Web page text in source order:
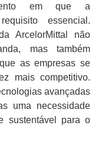
em que a
essencial.
ArcelorMittal não
mas também
as empresas se
mais competitivo.
avançadas
uma necessidade
sustentável para o